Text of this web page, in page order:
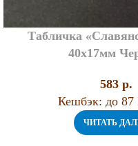
Табличка
40х17мм
583 p.
Кешбэк: до 87
ЧИТАТЬ